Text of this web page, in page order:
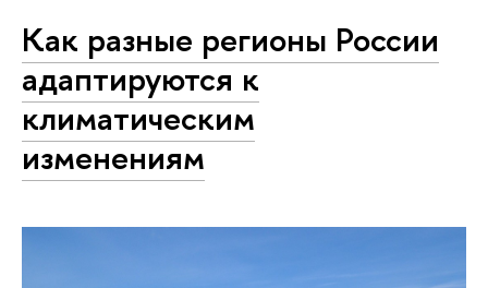
Как разные регионы России
адаптируются к
климатическим
изменениям